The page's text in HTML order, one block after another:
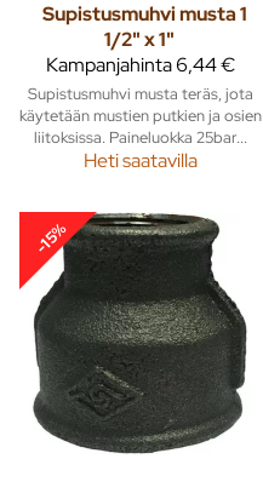
Supistusmuhvi musta 1
1/2" x 1"
Kampanjahinta6,44 €
Supistusmuhvi musta teräs, jota
käytetään mustien putkien ja osien
liitoksissa. Paineluokka 25bar...
Heti saatavilla
-15%